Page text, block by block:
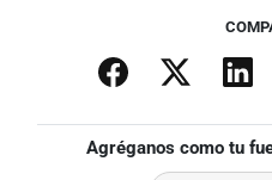
Agréganos como tu